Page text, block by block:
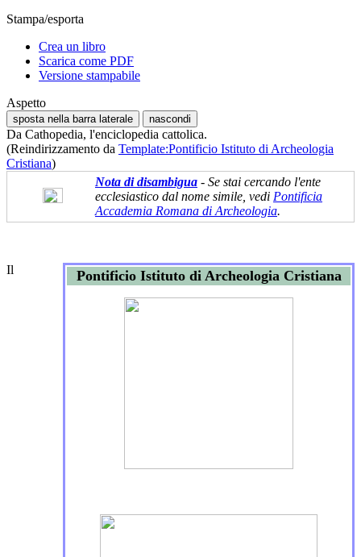
Stampa/esporta
Crea un libro
Scarica come PDF
Versione stampabile
Aspetto
sposta nella barra laterale nascondi
Da Cathopedia, l'enciclopedia cattolica.
(Reindirizzamento da Template:Pontificio Istituto di Archeologia
Cristiana)
Nota di disambigua - Se stai cercando l'ente
ecclesiastico dal nome simile, vedi Pontificia
Accademia Romana di Archeologia.
Pontificio Istituto di Archeologia Cristiana
Il